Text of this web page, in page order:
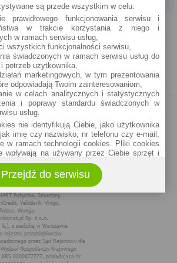
O NAS REKLAMA REGULAMIN
POLITYKA COOKIES ZASADY PLASOWANIA
są przede wszystkim w celu:
prawidłowego funkcjonowania serwisu i
w trakcie korzystania z niego i
w ramach serwisu usług,
wszystkich funkcjonalności serwisu,
świadczonych w ramach serwisu usług do
potrzeb użytkownika,
marketingowych, w tym prezentowania
odpowiadają Twoim zainteresowaniom,
w celach analitycznych i statystycznych
i poprawy standardu świadczonych w
usług.
nie identyfikują Ciebie, jako użytkownika
imię czy nazwisko, nr telefonu czy e-mail,
w ramach technologii cookies. Pliki cookies
wpływają na używany przez Ciebie sprzęt i
plików cookies możliwy jest do
przeglądarki każdego użytkownika. Bez
ustawień, informacje w plikach cookies mogą
Twojego urządzenia.
pozyskiwanych w technologii cookies jest
Sp. z o.o. (dawniej: Rankomat Sp. z o. o. Sp.
ul. Wolska 88, 01 - 141 Warszawa.
w każdym czasie skontaktować się z
bok@ebroker.pl, jak również wyrazić
Przejdź do serwisu